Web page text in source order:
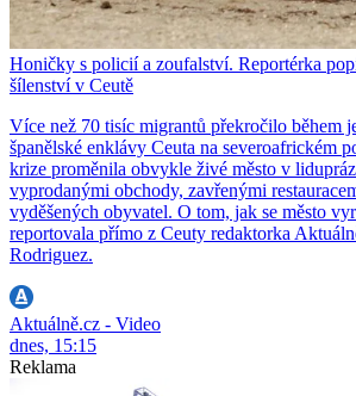
Honičky s policií a zoufalství. Reportérka
šílenství v Ceutě
Více než 70 tisíc migrantů překročilo během
španělské enklávy Ceuta na severoafrickém
krize proměnila obvykle živé město v
vyprodanými obchody, zavřenými
vyděšených obyvatel. O tom, jak se město
reportovala přímo z Ceuty redaktorka
Rodriguez.
Aktuálně.cz - Video
dnes, 15:15
Reklama